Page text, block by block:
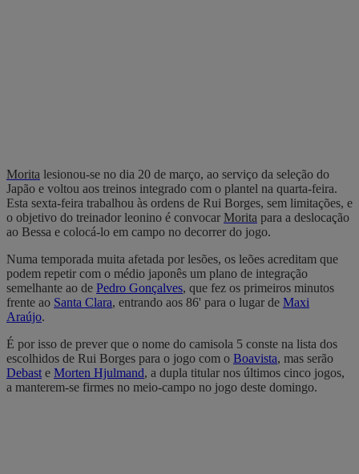
Morita lesionou-se no dia 20 de março, ao serviço da seleção do
Japão e voltou aos treinos integrado com o plantel na quarta-feira.
Esta sexta-feira trabalhou às ordens de Rui Borges, sem limitações, e
o objetivo do treinador leonino é convocar Morita para a deslocação
ao Bessa e colocá-lo em campo no decorrer do jogo.
Numa temporada muita afetada por lesões, os leões acreditam que
podem repetir com o médio japonês um plano de integração
semelhante ao de Pedro Gonçalves, que fez os primeiros minutos
frente ao Santa Clara, entrando aos 86' para o lugar de Maxi
Araújo.
É por isso de prever que o nome do camisola 5 conste na lista dos
escolhidos de Rui Borges para o jogo com o Boavista, mas serão
Debast e Morten Hjulmand, a dupla titular nos últimos cinco jogos,
a manterem-se firmes no meio-campo no jogo deste domingo.